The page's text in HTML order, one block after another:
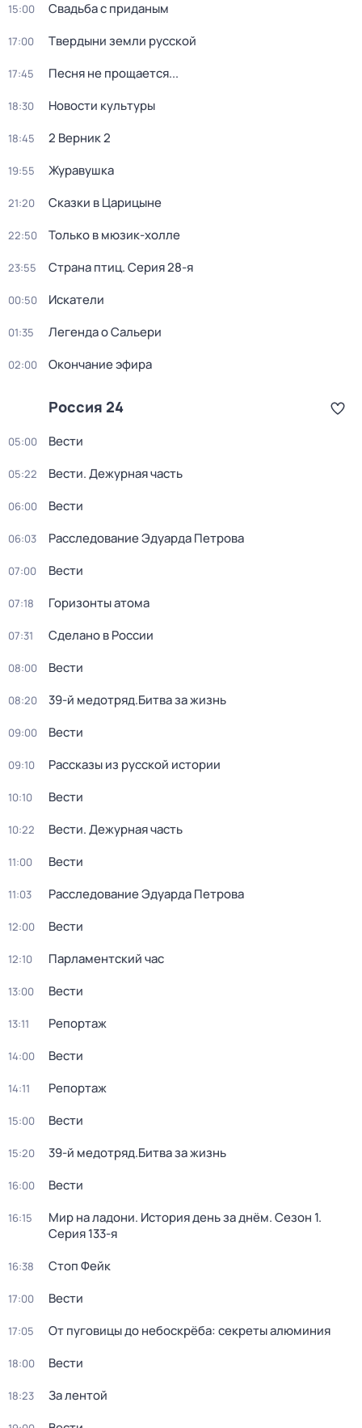
15:00 Свадьба с приданым
17:00 Твердыни земли русской
17:45 Песня не прощается...
18:30 Новости культуры
18:45 2 Верник 2
19:55 Журавушка
21:20 Сказки в Царицыне
22:50 Только в мюзик-холле
23:55 Страна птиц. Серия 28-я
00:50 Искатели
01:35 Легенда о Сальери
02:00 Окончание эфира
Россия 24
05:00 Вести
05:22 Вести. Дежурная часть
06:00 Вести
06:03 Расследование Эдуарда Петрова
07:00 Вести
07:18 Горизонты атома
07:31 Сделано в России
08:00 Вести
08:20 39-й медотряд.Битва за жизнь
09:00 Вести
09:10 Рассказы из русской истории
10:10 Вести
10:22 Вести. Дежурная часть
11:00 Вести
11:03 Расследование Эдуарда Петрова
12:00 Вести
12:10 Парламентский час
13:00 Вести
13:11 Репортаж
14:00 Вести
14:11 Репортаж
15:00 Вести
15:20 39-й медотряд.Битва за жизнь
16:00 Вести
16:15 Мир на ладони. История день за днём. Сезон 1.
Серия 133-я
16:38 Стоп Фейк
17:00 Вести
17:05 От пуговицы до небоскрёба: секреты алюминия
18:00 Вести
18:23 За лентой